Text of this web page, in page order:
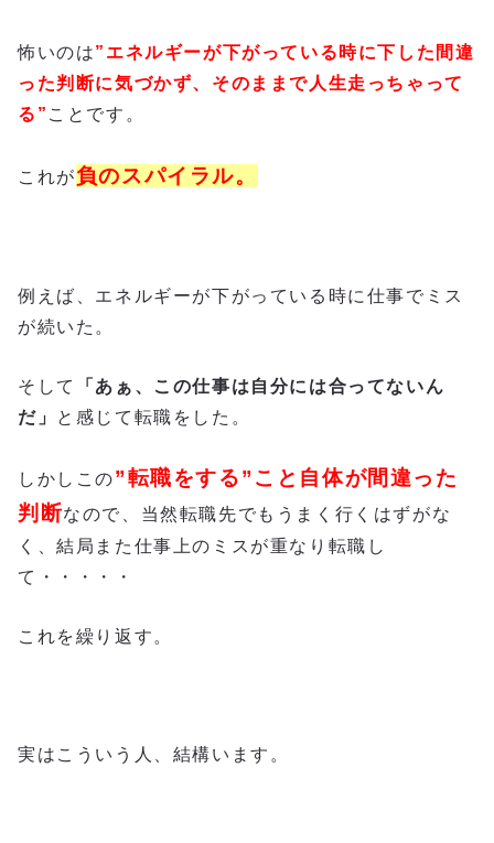
怖いのは”エネルギーが下がっている時に下した間違
った判断に気づかず、そのままで人生走っちゃって
る” ことです。
これが負のスパイラル。
例えば、エネルギーが下がっている時に仕事でミス
が続いた。
そして
「あぁ、この仕事は自分には合ってないん
だ」
と感じて転職をした。
しかしこの”転職をする”こと自体が間違った
判断なので、当然転職先でもうまく行くはずがな
く、結局また仕事上のミスが重なり転職し
て・・・・・
これを繰り返す。
実はこういう人、結構います。